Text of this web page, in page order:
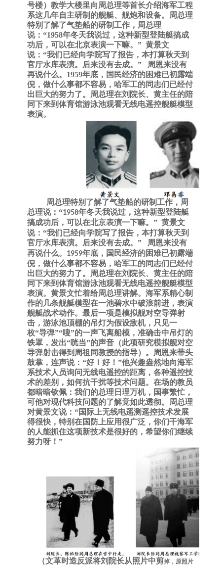
号楼）教学大楼里向周总理等首长介绍海军工程
系这几年自主研制的舰艇、舰炮和设备。周总理
特别了解了气垫船的研制工作，周总理
说：“1958年冬天我说过，这种新型登陆艇搞成
功后，可以在北京表演一下嘛。” 黄景文
说：“我们已经向学院写了报告，本打算秋天到
官厅水库表演。后来没有去成。” 周恩来没有
再说什么。1959年底，国民经济的困难已初露端
倪，做什么事都不容易，哈军工的同志们已经付
出巨大的努力了。周总理在刘院长、黄主任的陪
同下来到体育馆游泳池观看无线电遥控舰艇模型
表演。
周总理特别了解了气垫船的研制工作，周
总理说： “1958年冬天我说过，这种新型登陆艇
搞成功后，可以在北京表演一下嘛。” 黄景文
说：“我们已经向学院写了报告，本打算秋天到
官厅水库表演。后来没有去成。”
周恩来没有
再说什么。
1959年底，国民经济的困难已初露端
倪，做什么事都不容易，哈军工的同志们已经付
出巨大的努力了。周总理在刘院长、黄主任的陪
同下来到体育馆游泳池观看无线电遥控舰艇模型
表演。黄景文忙着给周总理讲解。海军系精心制
作的几条舰艇模型在一池碧水中破浪前进，表演
舰艇战术动作。最后一项是模拟舰对空导弹射
击，游泳池顶棚的吊灯为假设敌机，只见一
枚“导弹”“嗖”的一声飞离船模，准确击中吊灯的
铁罩，发出“咣当”的声音（此项研究模拟舰对空
导弹射击得到周祖同教授的指导）。周恩来带头
鼓掌，连声说：“好！好！”他兴趣盎然地向海军
系技术人员询问无线电遥控的距离，各种遥控技
术的差别，如何抗干扰等技术问题。在场的教员
都暗暗钦佩：我们的总理日理万机，国事繁忙，
可他对现代科技问题的了解竟如此透彻。周总理
对黄景文说：“国际上无线电遥测遥控技术发展
得很快，特别在国防上应用很广泛，你们干海军
的人能抓住这项新技术是很好的，希望你们继续
努力呀！”
（文革时造反派将刘院长从照片中剪掉，原照片